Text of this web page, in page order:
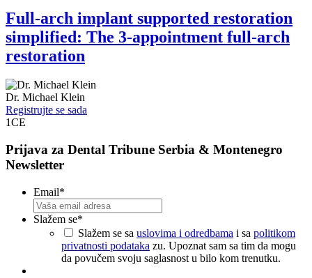
Full-arch implant supported restoration
simplified: The 3-appointment full-arch
restoration
Dr. Michael Klein
Registrujte se sada
1CE
Prijava za Dental Tribune Serbia & Montenegro
Newsletter
Email*
Slažem se*
Slažem se sa uslovima i odredbama i sa politikom
privatnosti podataka zu. Upoznat sam sa tim da mogu
da povučem svoju saglasnost u bilo kom trenutku.